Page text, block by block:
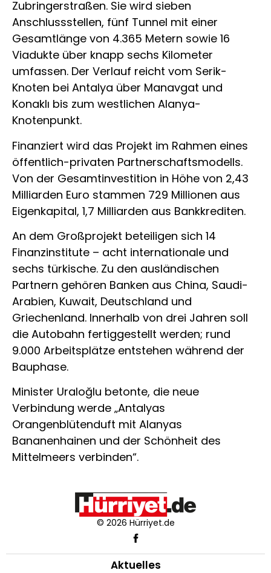
Zubringerstraßen. Sie wird sieben
Anschlussstellen, fünf Tunnel mit einer
Gesamtlänge von 4.365 Metern sowie 16
Viadukte über knapp sechs Kilometer
umfassen. Der Verlauf reicht vom Serik-
Knoten bei Antalya über Manavgat und
Konaklı bis zum westlichen Alanya-
Knotenpunkt.
Finanziert wird das Projekt im Rahmen eines
öffentlich-privaten Partnerschaftsmodells.
Von der Gesamtinvestition in Höhe von 2,43
Milliarden Euro stammen 729 Millionen aus
Eigenkapital, 1,7 Milliarden aus Bankkrediten.
An dem Großprojekt beteiligen sich 14
Finanzinstitute – acht internationale und
sechs türkische. Zu den ausländischen
Partnern gehören Banken aus China, Saudi-
Arabien, Kuwait, Deutschland und
Griechenland. Innerhalb von drei Jahren soll
die Autobahn fertiggestellt werden; rund
9.000 Arbeitsplätze entstehen während der
Bauphase.
Minister Uraloğlu betonte, die neue
Verbindung werde „Antalyas
Orangenblütenduft mit Alanyas
Bananenhainen und der Schönheit des
Mittelmeers verbinden“.
© 2026 Hürriyet.de
Aktuelles